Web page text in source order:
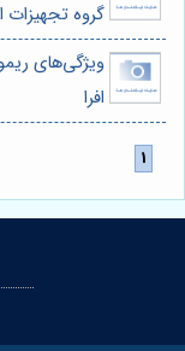
گروه تجهیزات
افرا